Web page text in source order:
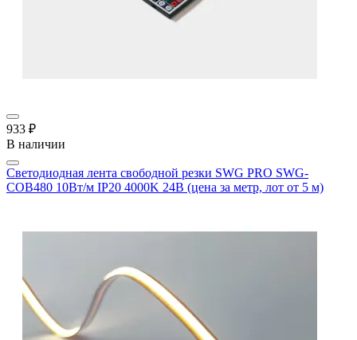
933 ₽
В наличии
Светодиодная лента свободной резки SWG PRO SWG-
COB480 10Вт/м IP20 4000K 24В (цена за метр, лот от 5 м)